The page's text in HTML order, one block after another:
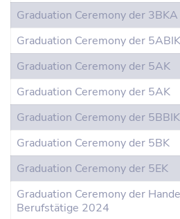
Graduation Ceremony der 3BKA
Graduation Ceremony der 5ABIK
Graduation Ceremony der 5AK
Graduation Ceremony der 5AK
Graduation Ceremony der
Graduation Ceremony der 5BK
Graduation Ceremony der 5EK
Graduation Ceremony der
Berufstätige 2024